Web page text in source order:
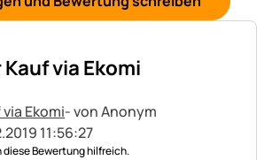
via Ekomi
Ekomi- von Anonym
11:56:27
diese Bewertung hilfreich.